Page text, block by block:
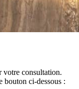
votre consultation.
bouton ci-dessous :